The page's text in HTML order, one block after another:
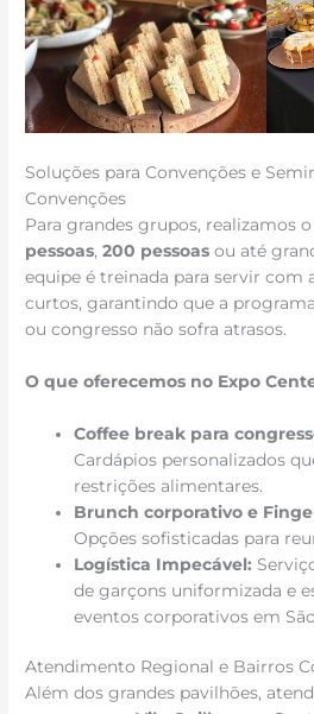
Soluções para Convenções e
Convenções
Para grandes grupos, realizamos
pessoas,200 pessoas ou até
equipe é treinada para servir com
curtos, garantindo que a
ou congresso não sofra atrasos.
O que oferecemos no Expo
Coffee break para
Cardápios personalizados
restrições alimentares.
Brunch corporativo e
Opções sofisticadas para
Logística Impecável:
de garçons uniformizada e
eventos corporativos em
Atendimento Regional e Bairros
Além dos grandes pavilhões,